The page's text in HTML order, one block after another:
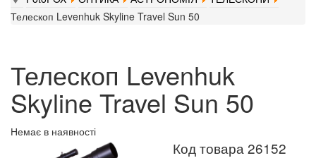
Телескоп Levenhuk Skyline Travel Sun 50
Телескоп Levenhuk
Skyline Travel Sun 50
Немає в наявності
Код товара 26152